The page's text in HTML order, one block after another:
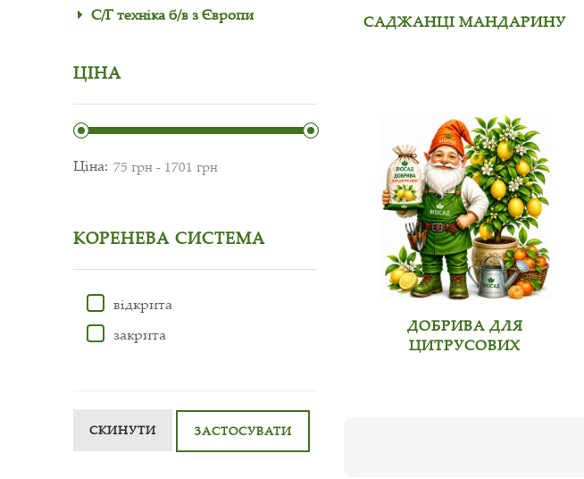
С/Г техніка б/в з Європи
ЦІНА
Ціна:
КОРЕНЕВА СИСТЕМА
відкрита
закрита
СКИНУТИ ЗАСТОСУВАТИ
САДЖАНЦІ МАНДАРИНУ
ДОБРИВА ДЛЯ
ЦИТРУСОВИХ